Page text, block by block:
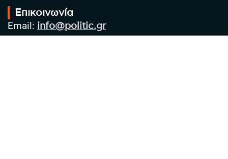
Επικοινωνία
Email: info@politic.gr
Τηλ: